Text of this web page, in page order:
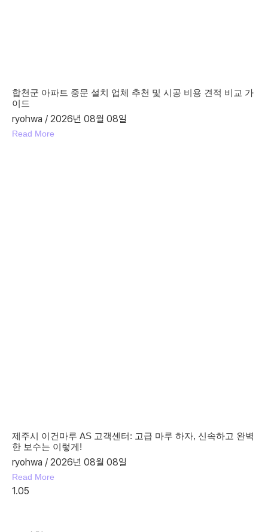
합천군 아파트 중문 설치 업체 추천 및 시공 비용 견적 비교 가
이드
ryohwa 2026년 08월 08일
Read More
제주시 이건마루 AS 고객센터: 고급 마루 하자, 신속하고 완벽
한 보수는 이렇게!
ryohwa 2026년 08월 08일
Read More